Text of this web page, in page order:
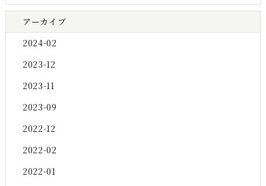
アーカイブ
2024-02
2023-12
2023-11
2023-09
2022-12
2022-02
2022-01